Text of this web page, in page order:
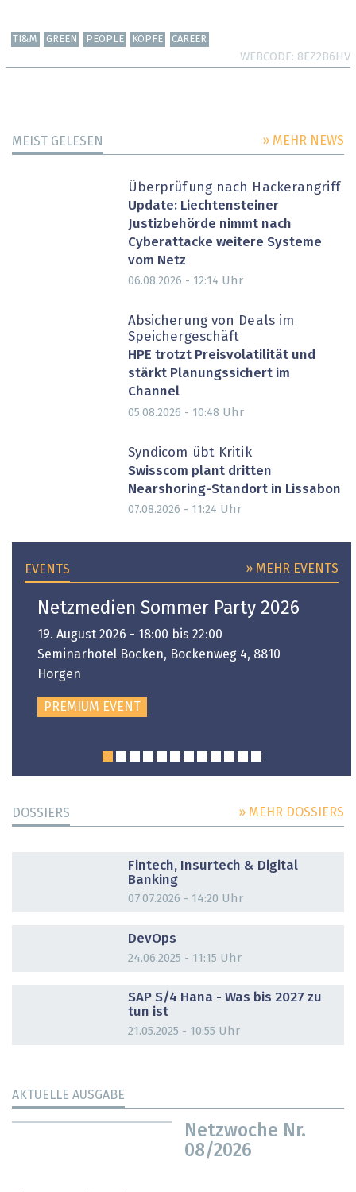
TI&M GREEN PEOPLE KÖPFE CAREER
WEBCODE 8EZ2B6HV
MEIST GELESEN » MEHR NEWS
Überprüfung nach Hackerangriff
Update: Liechtensteiner
Justizbehörde nimmt nach
Cyberattacke weitere Systeme
vom Netz
06.08.2026 - 12:14 Uhr
Absicherung von Deals im
Speichergeschäft
HPE trotzt Preisvolatilität und
stärkt Planungssichert im
Channel
05.08.2026 - 10:48 Uhr
Syndicom übt Kritik
Swisscom plant dritten
Nearshoring-Standort in Lissabon
07.08.2026 - 11:24 Uhr
EVENTS » MEHR EVENTS
Netzmedien Sommer Party 2026
19. August 2026 - 18:00 bis 22:00
Seminarhotel Bocken, Bockenweg 4, 8810
Horgen
PREMIUM EVENT
DOSSIERS » MEHR DOSSIERS
Fintech, Insurtech & Digital
Banking
07.07.2026 - 14:20 Uhr
DevOps
24.06.2025 - 11:15 Uhr
SAP S/4 Hana - Was bis 2027 zu
tun ist
21.05.2025 - 10:55 Uhr
AKTUELLE AUSGABE
Netzwoche Nr.
08/2026